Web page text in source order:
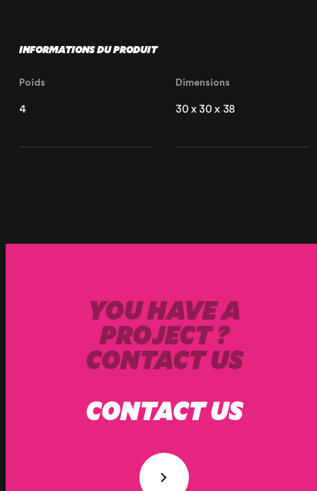
Le Touquet
62520 Le Touquet, France
+33 (3) 20 72 39 98
INFORMATIONS DU PRODUIT
Poids
4
Dimensions
30 x 30 x 38
YOU HAVE A
PROJECT ?
CONTACT US
CONTACT US